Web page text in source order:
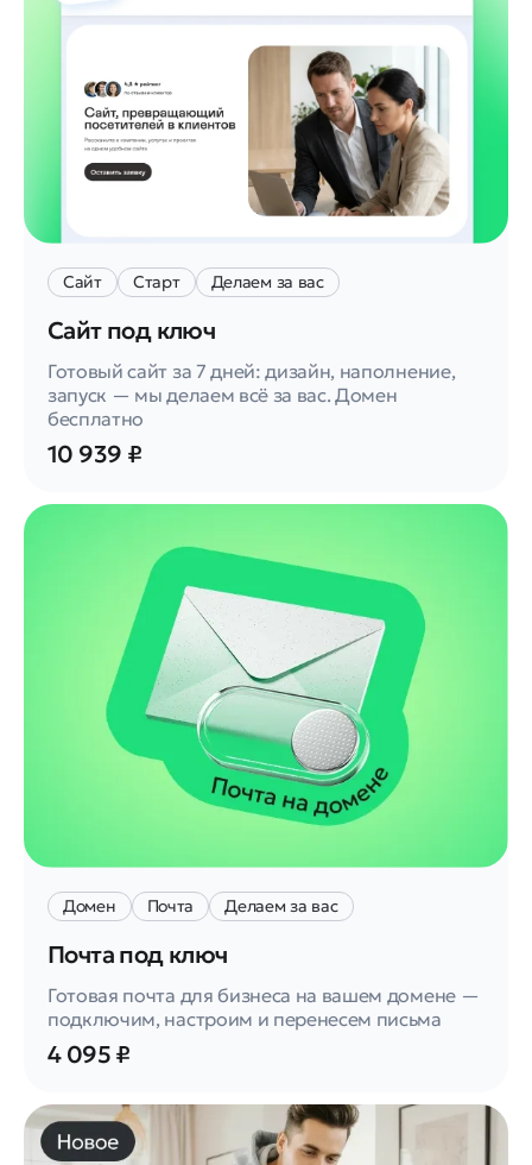
Сайт Старт Делаем за вас
Сайт под ключ
Готовый сайт за 7 дней: дизайн, наполнение,
запуск — мы делаем всё за вас. Домен
бесплатно
10 939 ₽
Домен Почта Делаем за вас
Почта под ключ
Готовая почта для бизнеса на вашем домене —
подключим, настроим и перенесем письма
4 095 ₽